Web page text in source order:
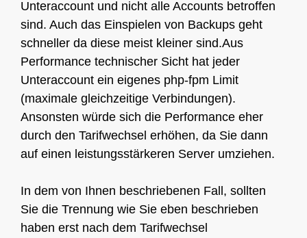
Unteraccount und nicht alle Accounts betroffen
sind. Auch das Einspielen von Backups geht
schneller da diese meist kleiner sind.Aus
Performance technischer Sicht hat jeder
Unteraccount ein eigenes php-fpm Limit
(maximale gleichzeitige Verbindungen).
Ansonsten würde sich die Performance eher
durch den Tarifwechsel erhöhen, da Sie dann
auf einen leistungsstärkeren Server umziehen.
In dem von Ihnen beschriebenen Fall, sollten
Sie die Trennung wie Sie eben beschrieben
haben erst nach dem Tarifwechsel